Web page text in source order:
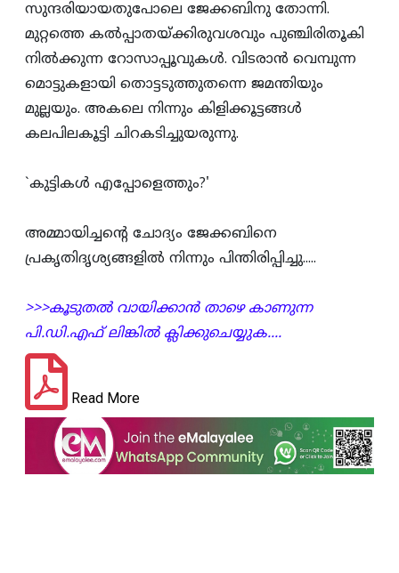
സുന്ദരിയായതുപോലെ ജേക്കബിനു തോന്നി.
മുറ്റത്തെ കല്‍പ്പാതയ്‌ക്കിരുവശവും പുഞ്ചിരിതൂകി
നില്‍ക്കുന്ന റോസാപ്പൂവുകള്‍. വിടരാന്‍ വെമ്പുന്ന
മൊട്ടുകളായി തൊട്ടടുത്തുതന്നെ ജമന്തിയും
മുല്ലയും. അകലെ നിന്നും കിളിക്കൂട്ടങ്ങള്‍
കലപിലകൂട്ടി ചിറകടിച്ചുയരുന്നു.
`കുട്ടികള്‍ എപ്പോളെത്തും?'
അമ്മായിച്ചന്റെ ചോദ്യം ജേക്കബിനെ
പ്രകൃതിദൃശ്യങ്ങളില്‍ നിന്നും പിന്തിരിപ്പിച്ചു.....
>>>കൂടുതല്‍ വായിക്കാന്‍ താഴെ കാണുന്ന
പി.ഡി.എഫ്‌ ലിങ്കില്‍ ക്ലിക്കുചെയ്യുക....
Read More